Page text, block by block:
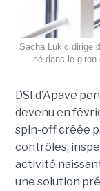
Sacha Lukic dirige
né dans le
DSI d'Apave
devenu en
spin-off créée
contrôles,
activité
une solution